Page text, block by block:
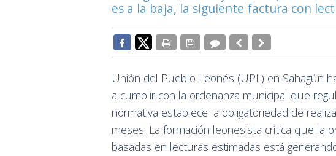
es a la baja, la siguiente factura con
Unión del Pueblo Leonés (UPL) en Sahagún
a cumplir con la ordenanza municipal que
normativa establece la obligatoriedad de
meses. La formación leonesista critica que la
basadas en lecturas estimadas está